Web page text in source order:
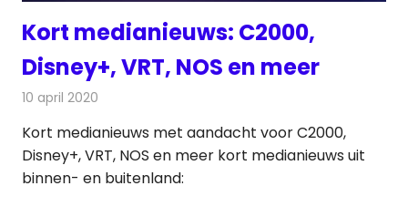
Kort medianieuws: C2000,
Disney+, VRT, NOS en meer
10 april 2020
Kort medianieuws met aandacht voor C2000,
Disney+, VRT, NOS en meer kort medianieuws uit
binnen- en buitenland: